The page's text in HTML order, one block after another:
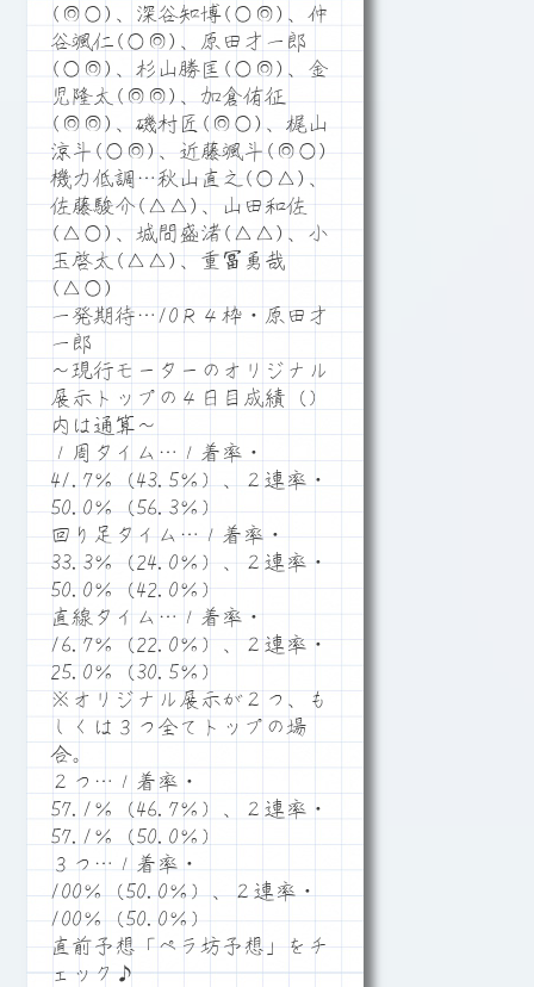
(◎○)、深谷知博(○◎)、仲
谷颯仁(○◎)、原田才一郎
(○◎)、杉山勝匡(○◎)、金
児隆太(◎◎)、加倉侑征
(◎◎)、磯村匠(◎○)、梶山
涼斗(○◎)、近藤颯斗(◎○)
機力低調…秋山直之(○△)、
佐藤駿介(△△)、山田和佐
(△○)、城間盛渚(△△)、小
玉啓太(△△)、重冨勇哉
(△○)
一発期待…10Ｒ４枠・原田才
一郎
～現行モーターのオリジナル
展示トップの４日目成績（）
内は通算～
１周タイム…１着率・
41.7％（43.5％）、２連率・
50.0％（56.3％）
回り足タイム…１着率・
33.3％（24.0％）、２連率・
50.0％（42.0％）
直線タイム…１着率・
16.7％（22.0％）、２連率・
25.0％（30.5％）
※オリジナル展示が２つ、も
しくは３つ全てトップの場
合。
２つ…１着率・
57.1％（46.7％）、２連率・
57.1％（50.0％）
３つ…１着率・
100％（50.0％）、２連率・
100％（50.0％）
直前予想「ペラ坊予想」をチ
ェック♪